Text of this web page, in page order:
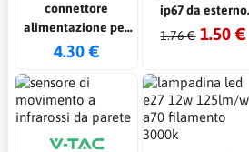
connettore
alimentazione per
binario trifase lato
4.30 €
ip67 da esterno
smd 3535 al metro
1.76 € 1.50 €